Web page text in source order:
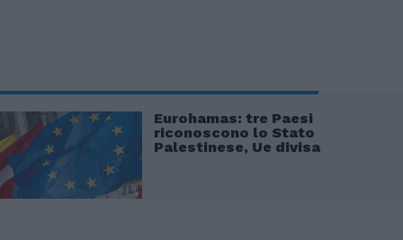
Eurohamas: tre Paesi
riconoscono lo Stato
Palestinese, Ue divisa